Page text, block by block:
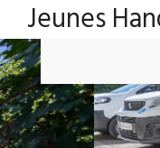
Jeunes